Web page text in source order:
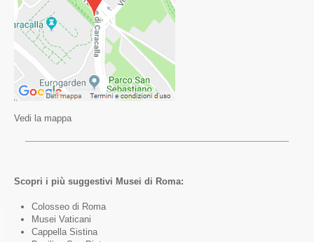
Vedi la mappa
Scopri i più suggestivi Musei di Roma:
Colosseo di Roma
Musei Vaticani
Cappella Sistina